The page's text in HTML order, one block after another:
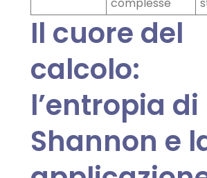
Il cuore del
calcolo:
l’entropia di
Shannon e